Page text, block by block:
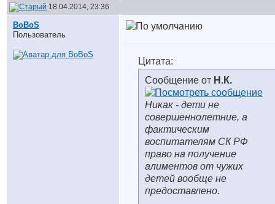
18.04.2014, 23:36
BoBoS
Пользователь
Цитата:
Сообщение от Н.К.
Никак - дети не
совершеннолетние, а
фактическим
воспитателям СК РФ
право на получение
алиментов от чужих
детей вообще не
предоставлено.